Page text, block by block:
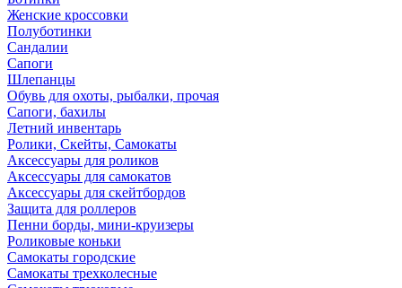
Женские кроссовки
Полуботинки
Сандалии
Сапоги
Шлепанцы
Обувь для охоты, рыбалки, прочая
Сапоги, бахилы
Летний инвентарь
Ролики, Скейты, Самокаты
Аксессуары для роликов
Аксессуары для самокатов
Аксессуары для скейтбордов
Защита для роллеров
Пенни борды, мини-круизеры
Роликовые коньки
Самокаты городские
Самокаты трехколесные